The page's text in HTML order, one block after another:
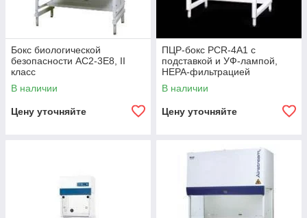
Бокс биологической
безопасности АС2-3Е8, II
класс
В наличии
Цену уточняйте
ПЦР-бокс PCR-4А1 с
подставкой и УФ-лампой,
НЕРА-фильтрацией
В наличии
Цену уточняйте